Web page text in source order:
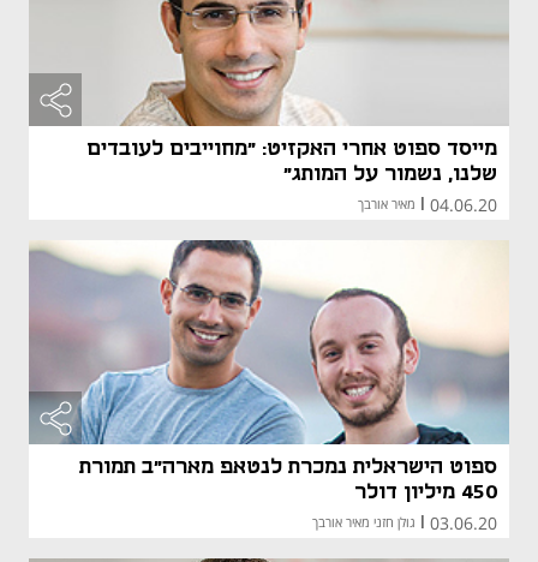
מייסד ספוט אחרי האקזיט: "מחוייבים לעובדים
שלנו, נשמור על המותג"
04.06.20 מאיר אורבך
ספוט הישראלית נמכרת לנטאפ מארה"ב תמורת
450 מיליון דולר
03.06.20 גולן חזני מאיר אורבך